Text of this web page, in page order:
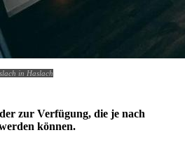
in Haslach
zur Verfügung, die je nach
können.